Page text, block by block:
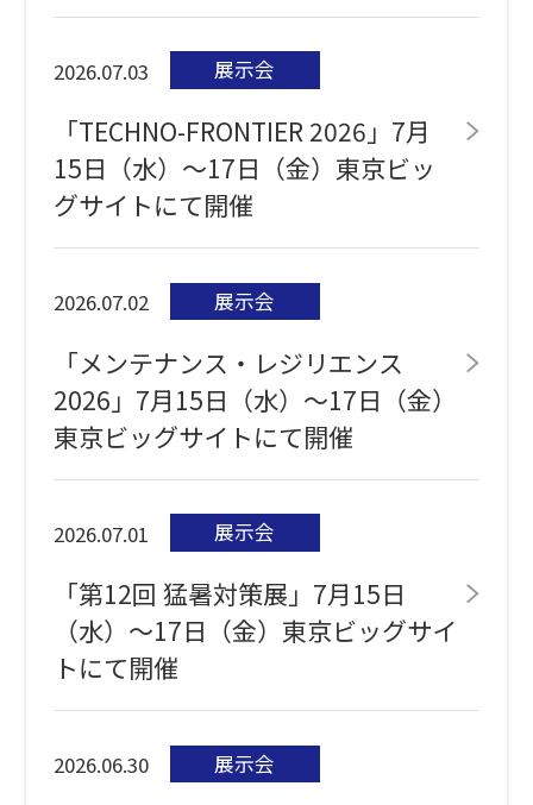
2026.07.03 展示会
「TECHNO-FRONTIER 2026」7月
15日（水）～17日（金）東京ビッ
グサイトにて開催
2026.07.02 展示会
「メンテナンス・レジリエンス
2026」7月15日（水）～17日（金）
東京ビッグサイトにて開催
2026.07.01 展示会
「第12回 猛暑対策展」7月15日
（水）～17日（金）東京ビッグサイ
トにて開催
2026.06.30 展示会